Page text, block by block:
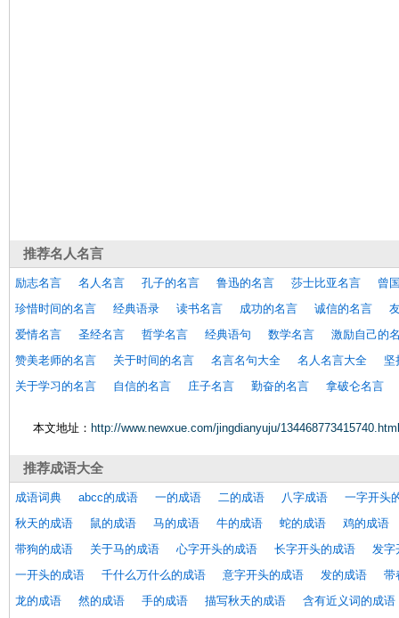
推荐名人名言
励志名言 名人名言 孔子的名言 鲁迅的名言 莎士比亚名言
曾
珍惜时间的名言
经典语录 读书名言 成功的名言 诚信的名言
爱情名言
圣经名言 哲学名言 经典语句 数学名言
激励自己的
赞美老师的名言
关于时间的名言 名言名句大全 名人名言大全
坚
关于学习的名言
自信的名言 庄子名言 勤奋的名言 拿破仑名言
本文地址： http://www.newxue.com/jingdianyuju/134468773415740.html
推荐成语大全
成语词典 abcc的成语 一的成语 二的成语 八字成语
一字开头
秋天的成语
鼠的成语 马的成语 牛的成语 蛇的成语
鸡的成语
带狗的成语
关于马的成语 心字开头的成语 长字开头的成语
发字
一开头的成语
千什么万什么的成语 意字开头的成语 发的成语
带
龙的成语
然的成语 手的成语 描写秋天的成语 含有近义词的成语